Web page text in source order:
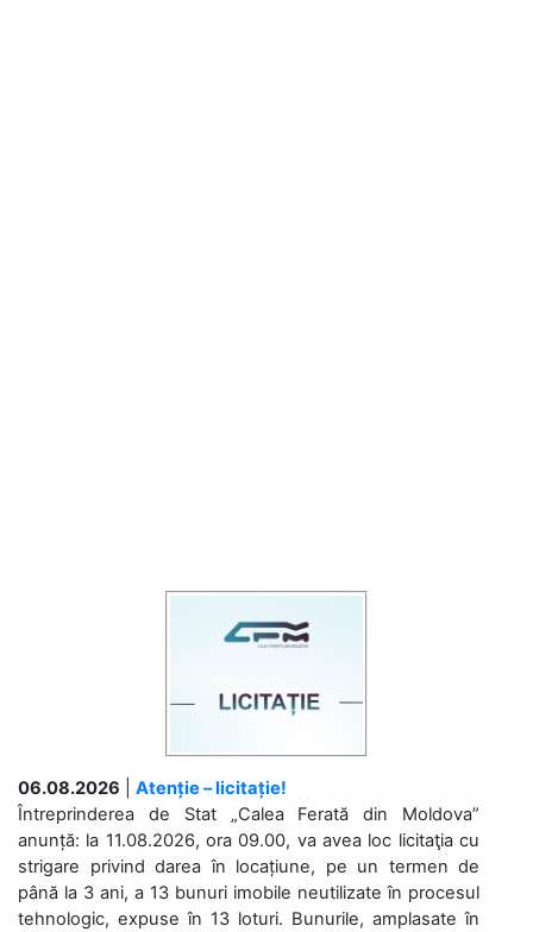
06.08.2026
Atenție – licitație!
Întreprinderea de Stat „Calea Ferată din Moldova”
anunță: la 11.08.2026, ora 09.00, va avea loc licitaţia cu
strigare privind darea în locațiune, pe un termen de
până la 3 ani, a 13 bunuri imobile neutilizate în procesul
tehnologic, expuse în 13 loturi. Bunurile, amplasate în